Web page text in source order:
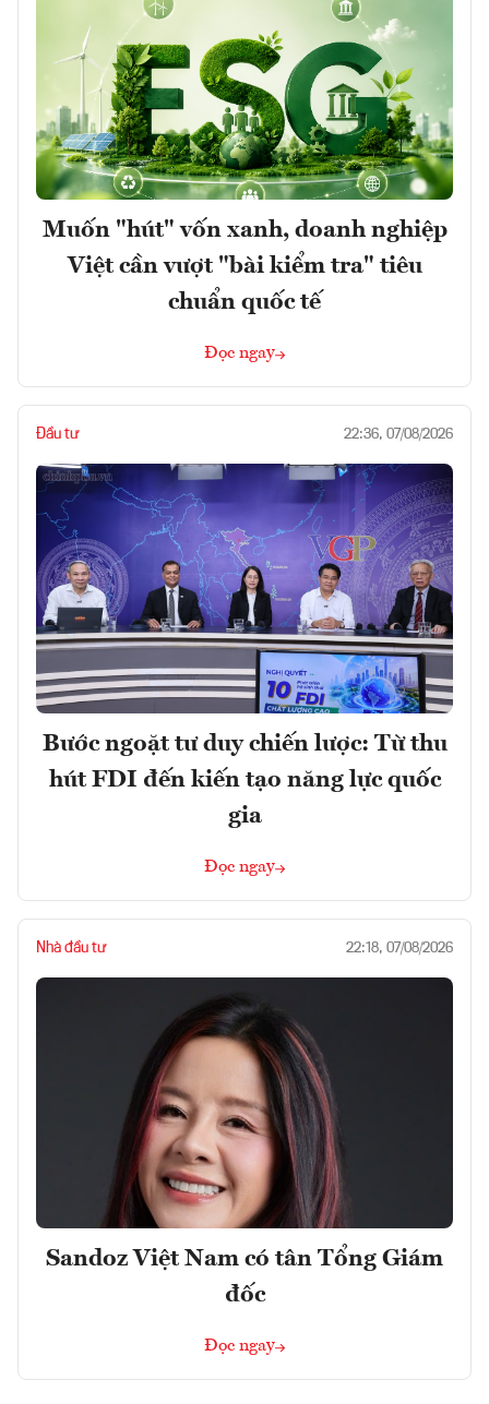
Muốn "hút" vốn xanh, doanh nghiệp
Việt cần vượt "bài kiểm tra" tiêu
chuẩn quốc tế
Đọc ngay
Đầu tư 22:36, 07/08/2026
Bước ngoặt tư duy chiến lược: Từ thu
hút FDI đến kiến tạo năng lực quốc
gia
Đọc ngay
Nhà đầu tư 22:18, 07/08/2026
Sandoz Việt Nam có tân Tổng Giám
đốc
Đọc ngay